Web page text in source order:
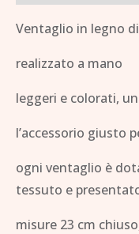
Ventaglio in legno
realizzato a mano
leggeri e colorati,
l’accessorio giusto
ogni ventaglio è
tessuto e
misure 23 cm